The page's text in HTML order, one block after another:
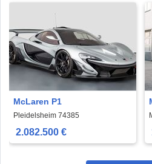
McLaren P1
Pleidelsheim 74385
2.082.500 €